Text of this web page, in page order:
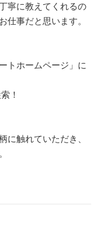
寧に教えてくれるの
仕事だと思います。
トホームページ」に
！
に触れていただき、